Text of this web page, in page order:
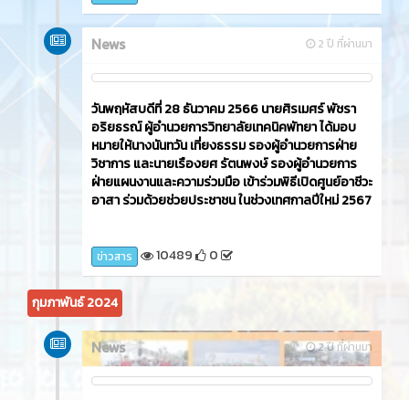
2 ปี ที่ผ่านมา
News
วันพฤหัสบดีที่ 28 ธันวาคม 2566 นายศิรเมศร์ พัชรา
อริยธรณ์ ผู้อำนวยการวิทยาลัยเทคนิคพัทยา ได้มอบ
หมายให้นางนันทวัน เที่ยงธรรม รองผู้อำนวยการฝ่าย
วิชาการ และนายเรืองยศ รัตนพงษ์ รองผู้อำนวยการ
ฝ่ายแผนงานและความร่วมมือ เข้าร่วมพิธีเปิดศูนย์อาชีวะ
อาสา ร่วมด้วยช่วยประชาชน ในช่วงเทศกาลปีใหม่ 2567
ข่าวสาร 10489 0
กุมภาพันธ์ 2024
2 ปี ที่ผ่านมา
News